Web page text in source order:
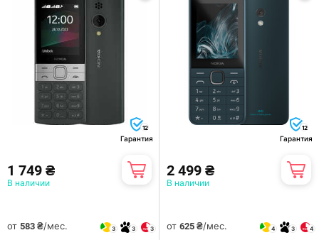
12
Гарантия
1 749 ₴
В наличии
от 583 ₴/мес. 3 3 3
12
Гарантия
2 499 ₴
В наличии
от 625 ₴/мес. 4 3 4